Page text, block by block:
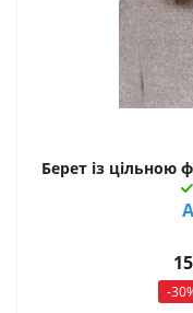
Берет із цільною
-30